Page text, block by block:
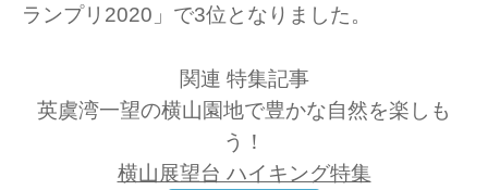
ランプリ2020」で3位となりました。
関連 特集記事
英虞湾一望の横山園地で豊かな自然を楽しも
う！
横山展望台 ハイキング特集